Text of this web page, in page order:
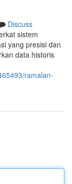
Discuss
sistem
yang presisi dan
data historis
ramalan-